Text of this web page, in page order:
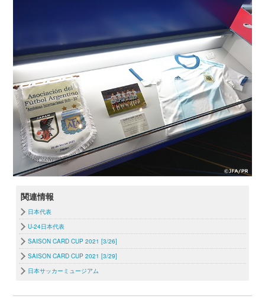
関連情報
日本代表
U-24日本代表
SAISON CARD CUP 2021 [3/26]
SAISON CARD CUP 2021 [3/29]
日本サッカーミュージアム